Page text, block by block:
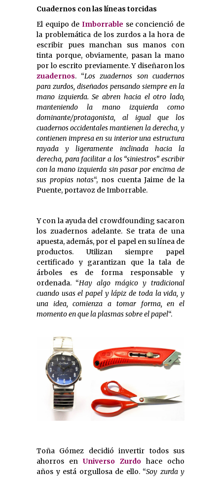
Cuadernos con las líneas torcidas
El equipo de Imborrable se concienció de
la problemática de los zurdos a la hora de
escribir pues manchan sus manos con
tinta porque, obviamente, pasan la mano
por lo escrito previamente. Y diseñaron los
zuadernos. “Los zuadernos son cuadernos
para zurdos, diseñados pensando siempre en la
mano izquierda. Se abren hacia el otro lado,
manteniendo la mano izquierda como
dominante/protagonista, al igual que los
cuadernos occidentales mantienen la derecha, y
contienen impresa en su interior una estructura
rayada y ligeramente inclinada hacia la
derecha, para facilitar a los “siniestros” escribir
con la mano izquierda sin pasar por encima de
sus propias notas“, nos cuenta Jaime de la
Puente, portavoz de Imborrable.
Y con la ayuda del crowdfounding sacaron
los zuadernos adelante. Se trata de una
apuesta, además, por el papel en su línea de
productos. Utilizan siempre papel
certificado y garantizan que la tala de
árboles es de forma responsable y
ordenada. “Hay algo mágico y tradicional
cuando usas el papel y lápiz de toda la vida, y
una idea, comienza a tomar forma, en el
momento en que la plasmas sobre el papel“.
Toña Gómez decidió invertir todos sus
ahorros en Universo Zurdo hace ocho
años y está orgullosa de ello. “Soy zurda y